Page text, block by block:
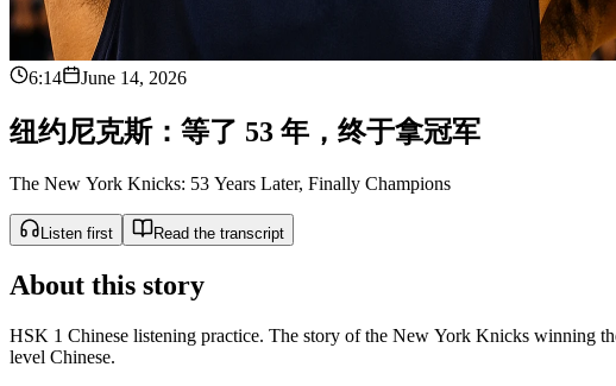
6:14 June 14, 2026
纽 约尼克斯： 等了 53 年 ， 终于拿冠军
The New York Knicks: 53 Years Later, Finally Champions
Listen first Read the transcript
About this story
HSK 1 Chinese listening practice. The story of the New York Knicks winning
level Chinese.